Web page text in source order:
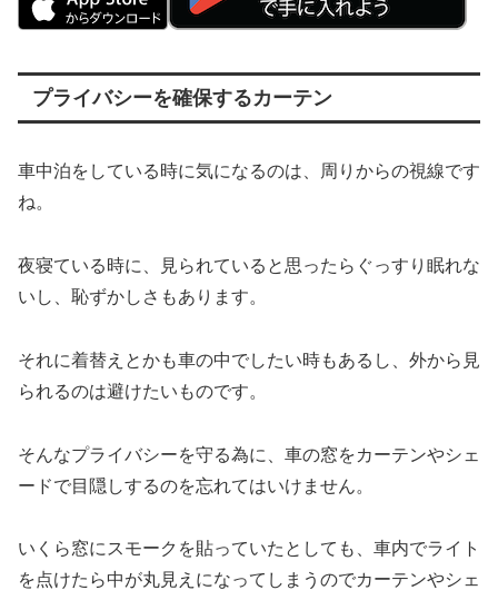
プライバシーを確保するカーテン
車中泊をしている時に気になるのは、周りからの視線です
ね。
夜寝ている時に、見られていると思ったらぐっすり眠れな
いし、恥ずかしさもあります。
それに着替えとかも車の中でしたい時もあるし、外から見
られるのは避けたいものです。
そんなプライバシーを守る為に、車の窓をカーテンやシェ
ードで目隠しするのを忘れてはいけません。
いくら窓にスモークを貼っていたとしても、車内でライト
を点けたら中が丸見えになってしまうのでカーテンやシェ